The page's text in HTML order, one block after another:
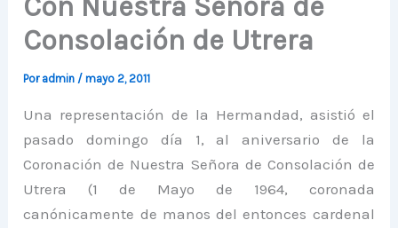
Con Nuestra Señora de
Consolación de Utrera
Por admin /mayo 2, 2011
Una representación de la Hermandad, asistió el
pasado domingo día 1, al aniversario de la
Coronación de Nuestra Señora de Consolación de
Utrera (1 de Mayo de 1964, coronada
canónicamente de manos del entonces cardenal